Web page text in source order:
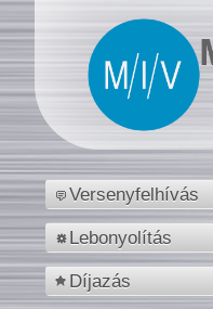
Versenyfelhívás
Lebonyolítás
Díjazás